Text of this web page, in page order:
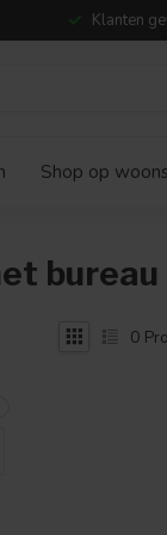
Klanten
Shop op
0